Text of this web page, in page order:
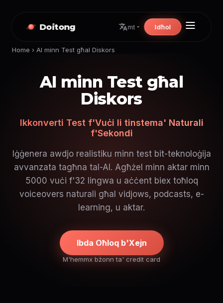
Doitong mt Idħol
Home › AI minn Test għal Diskors
AI minn Test għal
Diskors
Ikkonverti Test f'Vuċi li tinstema' Naturali
f'Sekondi
Iġġenera awdjo realistiku minn test bit-teknoloġija
avvanzata tagħna tal-AI. Agħżel minn aktar minn
5000 vuċi f'32 lingwa u aċċent biex toħloq
voiceovers naturali għal vidjows, podcasts, e-
learning, u aktar.
Ibda Oħloq b'Xejn
M'hemmx bżonn ta' credit card